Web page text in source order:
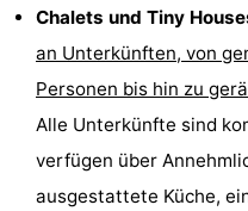
Rundfahrten
Führungen
Chalets und Tiny
an Unterkünften, von
Personen bis hin zu
Alle Unterkünfte sind
verfügen über
ausgestattete Küche,